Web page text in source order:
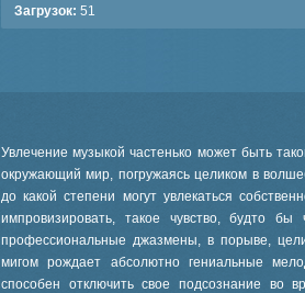
Загрузок: 51
Увлечение музыкой частенько может быть
окружающий мир, погружаясь целиком в
до какой степени могут увлекаться
импровизировать, такое чувство, будто
профессиональные джазмены, в порыве,
мигом рождает абсолютно гениальные
способен отключить свое подсознание во